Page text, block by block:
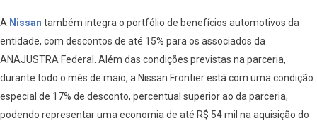
A Nissan também integra o portfólio de benefícios automotivos da
entidade, com descontos de até 15% para os associados da
ANAJUSTRA Federal. Além das condições previstas na parceria,
durante todo o mês de maio, a Nissan Frontier está com uma condição
especial de 17% de desconto, percentual superior ao da parceria,
podendo representar uma economia de até R$ 54 mil na aquisição do